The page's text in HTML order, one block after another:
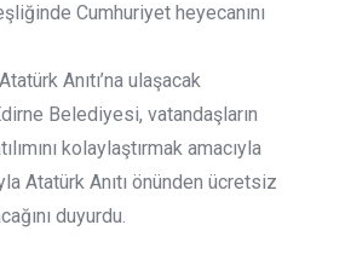
Cumhuriyet heyecanını
Anıtı’na ulaşacak
Belediyesi, vatandaşların
kolaylaştırmak amacıyla
Atatürk Anıtı önünden ücretsiz
duyurdu.